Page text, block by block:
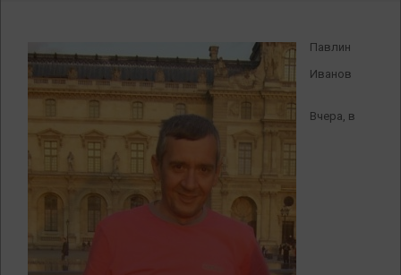
Павлин
Иванов
Вчера, в